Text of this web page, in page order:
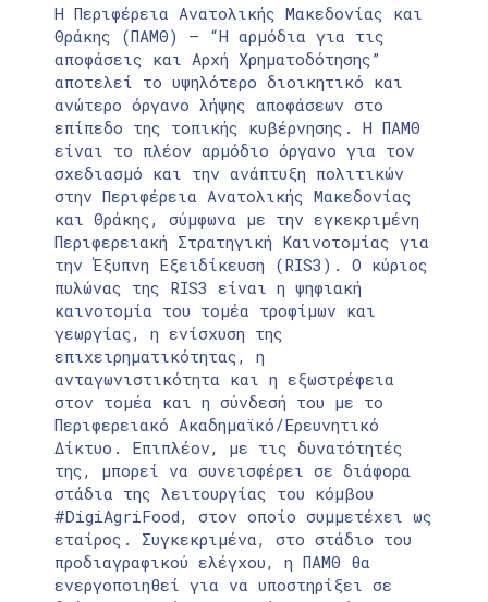
Η Περιφέρεια Ανατολικής Μακεδονίας και
Θράκης (ΠΑΜΘ) – “Η αρμόδια για τις
αποφάσεις και Αρχή Χρηματοδότησης”
αποτελεί το υψηλότερο διοικητικό και
ανώτερο όργανο λήψης αποφάσεων στο
επίπεδο της τοπικής κυβέρνησης. Η ΠΑΜΘ
είναι το πλέον αρμόδιο όργανο για τον
σχεδιασμό και την ανάπτυξη πολιτικών
στην Περιφέρεια Ανατολικής Μακεδονίας
και Θράκης, σύμφωνα με την εγκεκριμένη
Περιφερειακή Στρατηγική Καινοτομίας για
την Έξυπνη Εξειδίκευση (RIS3). Ο κύριος
πυλώνας της RIS3 είναι η ψηφιακή
καινοτομία του τομέα τροφίμων και
γεωργίας, η ενίσχυση της
επιχειρηματικότητας, η
ανταγωνιστικότητα και η εξωστρέφεια
στον τομέα και η σύνδεσή του με το
Περιφερειακό Ακαδημαϊκό/Ερευνητικό
Δίκτυο. Επιπλέον, με τις δυνατότητές
της, μπορεί να συνεισφέρει σε διάφορα
στάδια της λειτουργίας του κόμβου
#DigiAgriFood, στον οποίο συμμετέχει ως
εταίρος. Συγκεκριμένα, στο στάδιο του
προδιαγραφικού ελέγχου, η ΠΑΜΘ θα
ενεργοποιηθεί για να υποστηρίξει σε